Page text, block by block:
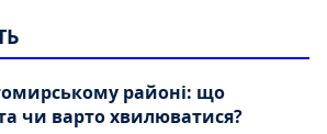
районі: що
чи варто хвилюватися?